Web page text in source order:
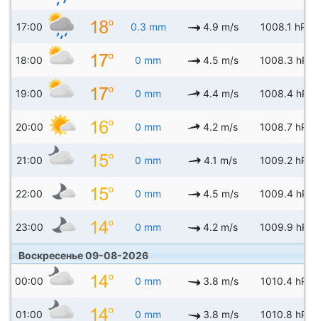
17:00 0.3 mm 4.9 m/s 1008.1 hPa
18:00 0 mm 4.5 m/s 1008.3 hPa
19:00 0 mm 4.4 m/s 1008.4 hPa
20:00 0 mm 4.2 m/s 1008.7 hPa
21:00 0 mm 4.1 m/s 1009.2 hPa
22:00 0 mm 4.5 m/s 1009.4 hPa
23:00 0 mm 4.2 m/s 1009.9 hPa
Воскресенье 09-08-2026
00:00 0 mm 3.8 m/s 1010.4 hPa
01:00 0 mm 3.8 m/s 1010.8 hPa